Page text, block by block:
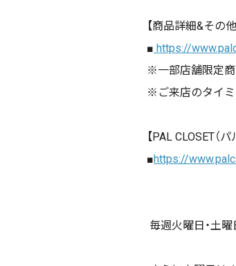
【商品詳細&その
■ https://
※一部店舗限定商
※ご来店のタイミ
【PAL CLOSET（
■https://
毎週火曜日・土